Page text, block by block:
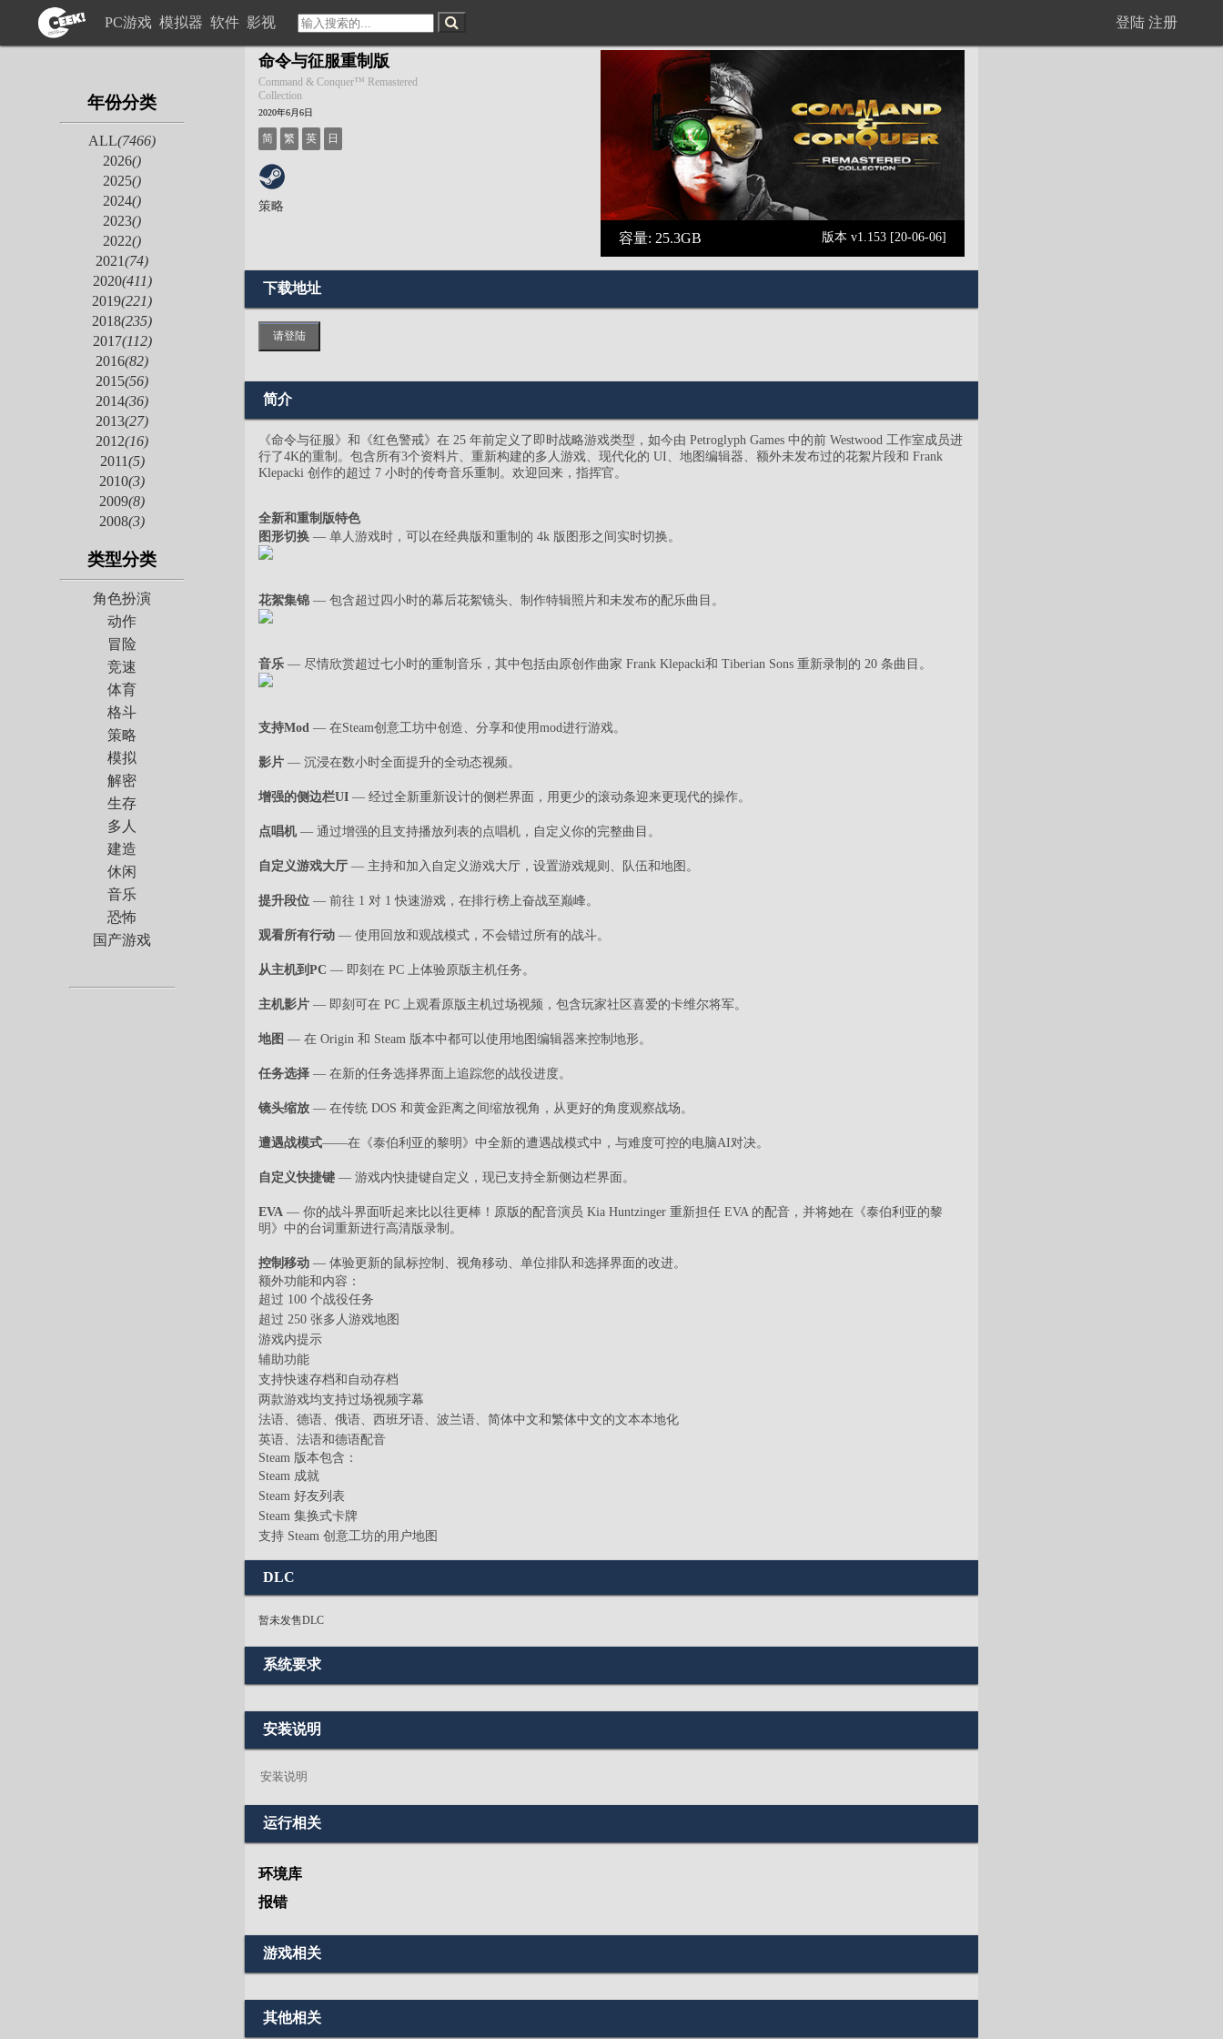
PC游戏 模拟器 软件 影视 登陆 注册
年份分类
ALL(7466)
2026()
2025()
2024()
2023()
2022()
2021(74)
2020(411)
2019(221)
2018(235)
2017(112)
2016(82)
2015(56)
2014(36)
2013(27)
2012(16)
2011(5)
2010(3)
2009(8)
2008(3)
类型分类
角色扮演
动作
冒险
竞速
体育
格斗
策略
模拟
解密
生存
多人
建造
休闲
音乐
恐怖
国产游戏
命令与征服重制版
Command & Conquer™ Remastered
Collection
2020年6月6日
简 繁 英 日
策略
容量: 25.3GB 版本 v1.153 [20-06-06]
下载地址
请登陆
简介
《命令与征服》和《红色警戒》在 25 年前定义了即时战略游戏类型，如今由 Petroglyph Games 中的前 Westwood 工作室成员进
行了4K的重制。包含所有3个资料片、重新构建的多人游戏、现代化的 UI、地图编辑器、额外未发布过的花絮片段和 Frank
Klepacki 创作的超过 7 小时的传奇音乐重制。欢迎回来，指挥官。
全新和重制版特色
图形切换— 单人游戏时，可以在经典版和重制的 4k 版图形之间实时切换。
花絮集锦— 包含超过四小时的幕后花絮镜头、制作特辑照片和未发布的配乐曲目。
音乐— 尽情欣赏超过七小时的重制音乐，其中包括由原创作曲家 Frank Klepacki和 Tiberian Sons 重新录制的 20 条曲目。
支持Mod — 在Steam创意工坊中创造、分享和使用mod进行游戏。
影片— 沉浸在数小时全面提升的全动态视频。
增强的侧边栏UI— 经过全新重新设计的侧栏界面，用更少的滚动条迎来更现代的操作。
点唱机— 通过增强的且支持播放列表的点唱机，自定义你的完整曲目。
自定义游戏大厅— 主持和加入自定义游戏大厅，设置游戏规则、队伍和地图。
提升段位— 前往 1 对 1 快速游戏，在排行榜上奋战至巅峰。
观看所有行动— 使用回放和观战模式，不会错过所有的战斗。
从主机到PC — 即刻在 PC 上体验原版主机任务。
主机影片— 即刻可在 PC 上观看原版主机过场视频，包含玩家社区喜爱的卡维尔将军。
地图 — 在 Origin 和 Steam 版本中都可以使用地图编辑器来控制地形。
任务选择— 在新的任务选择界面上追踪您的战役进度。
镜头缩放— 在传统 DOS 和黄金距离之间缩放视角，从更好的角度观察战场。
遭遇战模式——在《泰伯利亚的黎明》中全新的遭遇战模式中，与难度可控的电脑AI对决。
自定义快捷键— 游戏内快捷键自定义，现已支持全新侧边栏界面。
EVA — 你的战斗界面听起来比以往更棒！原版的配音演员 Kia Huntzinger 重新担任 EVA 的配音，并将她在《泰伯利亚的黎
明》中的台词重新进行高清版录制。
控制移动— 体验更新的鼠标控制、视角移动、单位排队和选择界面的改进。
额外功能和内容：
超过 100 个战役任务
超过 250 张多人游戏地图
游戏内提示
辅助功能
支持快速存档和自动存档
两款游戏均支持过场视频字幕
法语、德语、俄语、西班牙语、波兰语、简体中文和繁体中文的文本本地化
英语、法语和德语配音
Steam 版本包含：
Steam 成就
Steam 好友列表
Steam 集换式卡牌
支持 Steam 创意工坊的用户地图
DLC
暂未发售DLC
系统要求
安装说明
安装说明
运行相关
环境库
报错
游戏相关
其他相关